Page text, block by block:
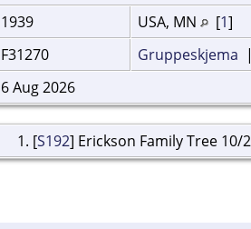
1939 USA, MN [1]
F31270 Gruppeskjema |
6 Aug 2026
[S192] Erickson Family Tree 10/